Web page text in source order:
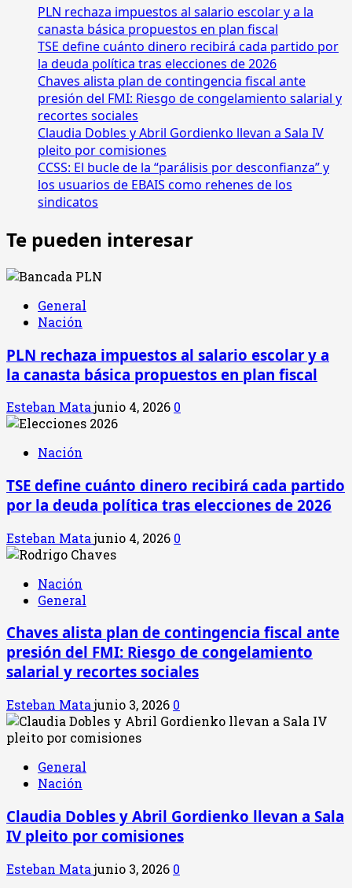
CCSS
trabajo
con
trabajadores
independientes
para
revisar
aportes
y
condiciones
de
aseguramiento
PLN rechaza impuestos al salario escolar y a la
canasta básica propuestos en plan fiscal
TSE define cuánto dinero recibirá cada partido por
la deuda política tras elecciones de 2026
Chaves alista plan de contingencia fiscal ante
presión del FMI: Riesgo de congelamiento salarial y
recortes sociales
Claudia Dobles y Abril Gordienko llevan a Sala IV
pleito por comisiones
CCSS: El bucle de la “parálisis por desconfianza” y
los usuarios de EBAIS como rehenes de los
sindicatos
Te pueden interesar
General
Nación
PLN rechaza impuestos al salario escolar y a
la canasta básica propuestos en plan fiscal
Esteban Matajunio 4, 2026 0
Nación
TSE define cuánto dinero recibirá cada partido
por la deuda política tras elecciones de 2026
Esteban Matajunio 4, 2026 0
Nación
General
Chaves alista plan de contingencia fiscal ante
presión del FMI: Riesgo de congelamiento
salarial y recortes sociales
Esteban Matajunio 3, 2026 0
General
Nación
Claudia Dobles y Abril Gordienko llevan a Sala
IV pleito por comisiones
Esteban Matajunio 3, 2026 0